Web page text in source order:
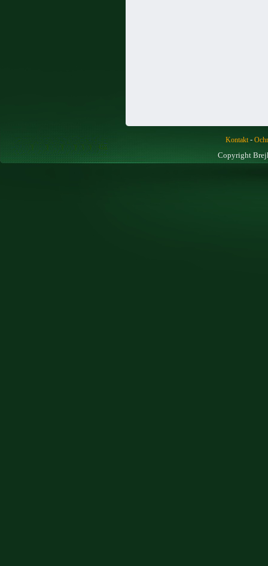
Kontakt-
Copyright